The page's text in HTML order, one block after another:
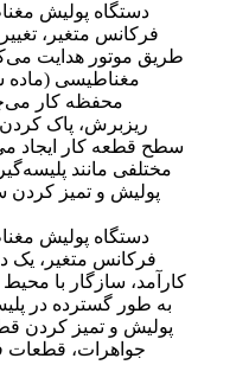
دستگاه پولیش
فرکانس متغیر،
طریق موتور هدایت
مغناطیسی (ماده
محفظه کار
ریزبرش، پاک
سطح قطعه کار ایجاد
مختلفی مانند
پولیش و تمیز کردن
دستگاه پولیش
فرکانس متغیر، یک
کارآمد، سازگار با
به طور گسترده در
پولیش و تمیز کردن
جواهرات، قطعات